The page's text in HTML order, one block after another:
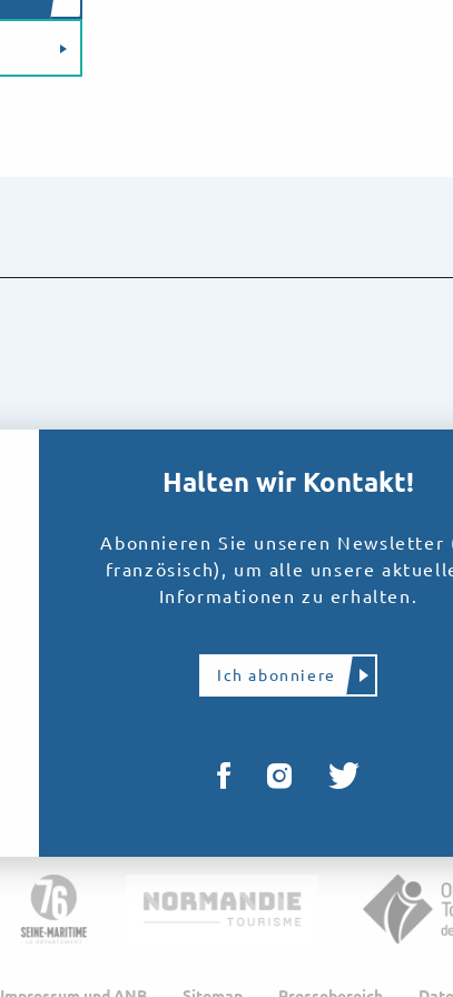
Halten wir Kontakt!
Abonnieren Sie unseren Newsletter
französisch), um alle unsere
Informationen zu erhalten.
Ich abonniere